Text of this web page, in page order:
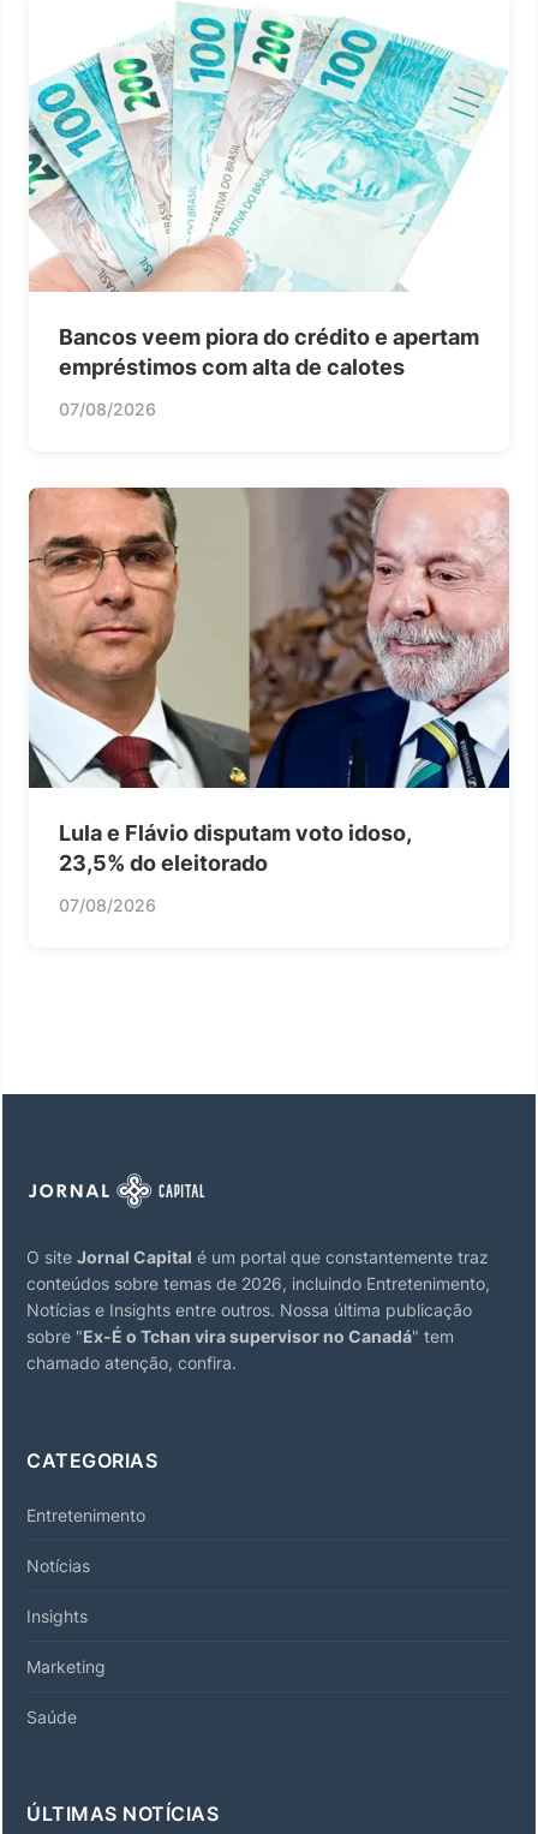
Bancos veem piora do crédito e apertam
empréstimos com alta de calotes
07/08/2026
Lula e Flávio disputam voto idoso,
23,5% do eleitorado
07/08/2026
O site Jornal Capital é um portal que constantemente traz
conteúdos sobre temas de 2026, incluindo Entretenimento,
Notícias e Insights entre outros. Nossa última publicação
sobre "Ex-É o Tchan vira supervisor no Canadá" tem
chamado atenção, confira.
CATEGORIAS
Entretenimento
Notícias
Insights
Marketing
Saúde
ÚLTIMAS NOTÍCIAS